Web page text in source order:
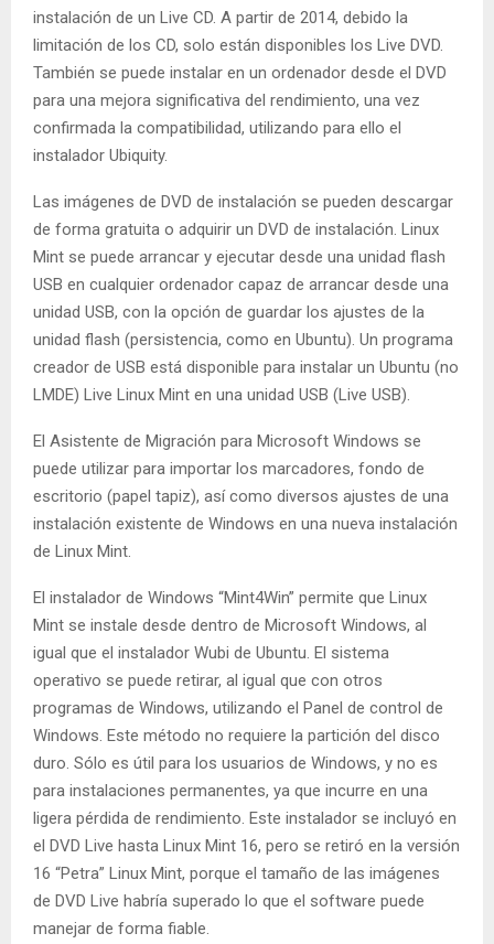
instalación de un Live CD. A partir de 2014, debido la
limitación de los CD, solo están disponibles los Live DVD.
También se puede instalar en un ordenador desde el DVD
para una mejora significativa del rendimiento, una vez
confirmada la compatibilidad, utilizando para ello el
instalador Ubiquity.
Las imágenes de DVD de instalación se pueden descargar
de forma gratuita o adquirir un DVD de instalación. Linux
Mint se puede arrancar y ejecutar desde una unidad flash
USB en cualquier ordenador capaz de arrancar desde una
unidad USB, con la opción de guardar los ajustes de la
unidad flash (persistencia, como en Ubuntu). Un programa
creador de USB está disponible para instalar un Ubuntu (no
LMDE) Live Linux Mint en una unidad USB (Live USB).
El Asistente de Migración para Microsoft Windows se
puede utilizar para importar los marcadores, fondo de
escritorio (papel tapiz), así como diversos ajustes de una
instalación existente de Windows en una nueva instalación
de Linux Mint.
El instalador de Windows “Mint4Win” permite que Linux
Mint se instale desde dentro de Microsoft Windows, al
igual que el instalador Wubi de Ubuntu. El sistema
operativo se puede retirar, al igual que con otros
programas de Windows, utilizando el Panel de control de
Windows. Este método no requiere la partición del disco
duro. Sólo es útil para los usuarios de Windows, y no es
para instalaciones permanentes, ya que incurre en una
ligera pérdida de rendimiento. Este instalador se incluyó en
el DVD Live hasta Linux Mint 16, pero se retiró en la versión
16 “Petra” Linux Mint, porque el tamaño de las imágenes
de DVD Live habría superado lo que el software puede
manejar de forma fiable.